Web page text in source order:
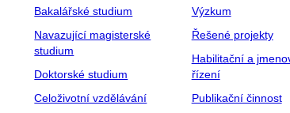
Bakalářské studium
Navazující magisterské
studium
Doktorské studium
Celoživotní vzdělávání
Výzkum
Řešené projekty
Habilitační a
řízení
Publikační činnost